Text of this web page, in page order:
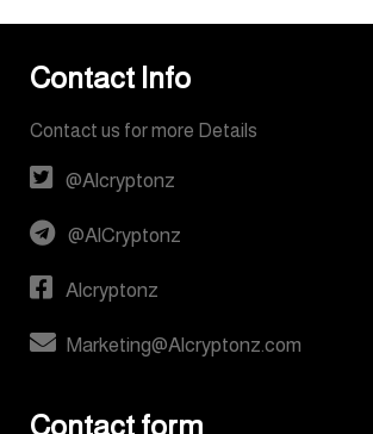
Contact Info
Contact us for more Details
@Alcryptonz
@AlCryptonz
Alcryptonz
Marketing@Alcryptonz.com
Contact form